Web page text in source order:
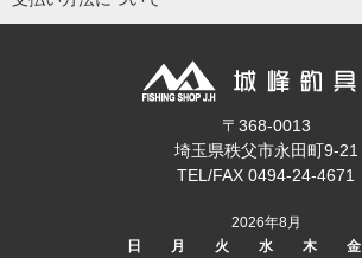
〒368-0013
埼玉県秩父市永田町9-21
TEL/FAX 0494-24-4671
2026年8月
日
月 火 水 木 金